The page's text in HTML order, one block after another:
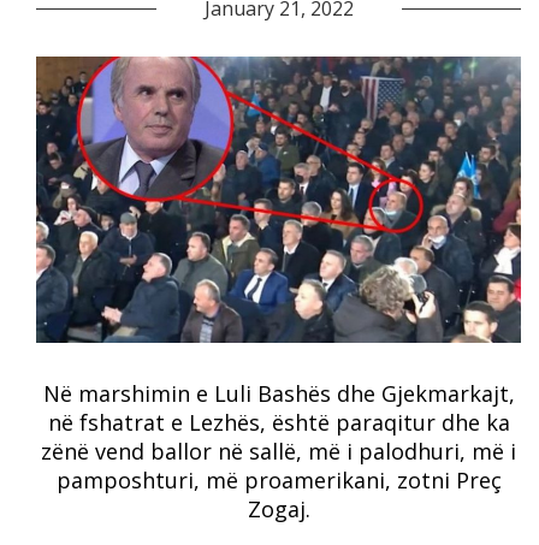
January 21, 2022
Në marshimin e Luli Bashës dhe Gjekmarkajt,
në fshatrat e Lezhës, është paraqitur dhe ka
zënë vend ballor në sallë, më i palodhuri, më i
pamposhturi, më proamerikani, zotni Preç
Zogaj.